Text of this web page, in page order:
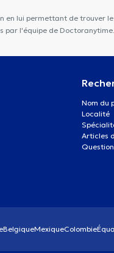
lui permettant de trouver
par l'équipe de Doctoranytime.
Nom du
Localité
Articles
BelgiqueMexiqueColombie